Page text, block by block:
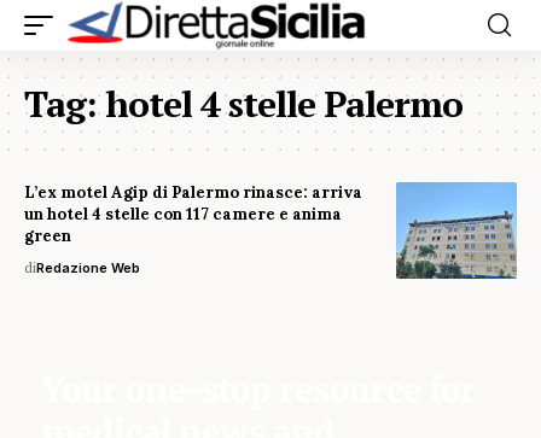
Tag:hotel 4 stelle Palermo
L’ex motel Agip di Palermo rinasce: arriva
un hotel 4 stelle con 117 camere e anima
green
diRedazione Web